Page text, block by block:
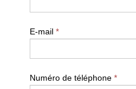
E-mail *
Numéro de téléphone *